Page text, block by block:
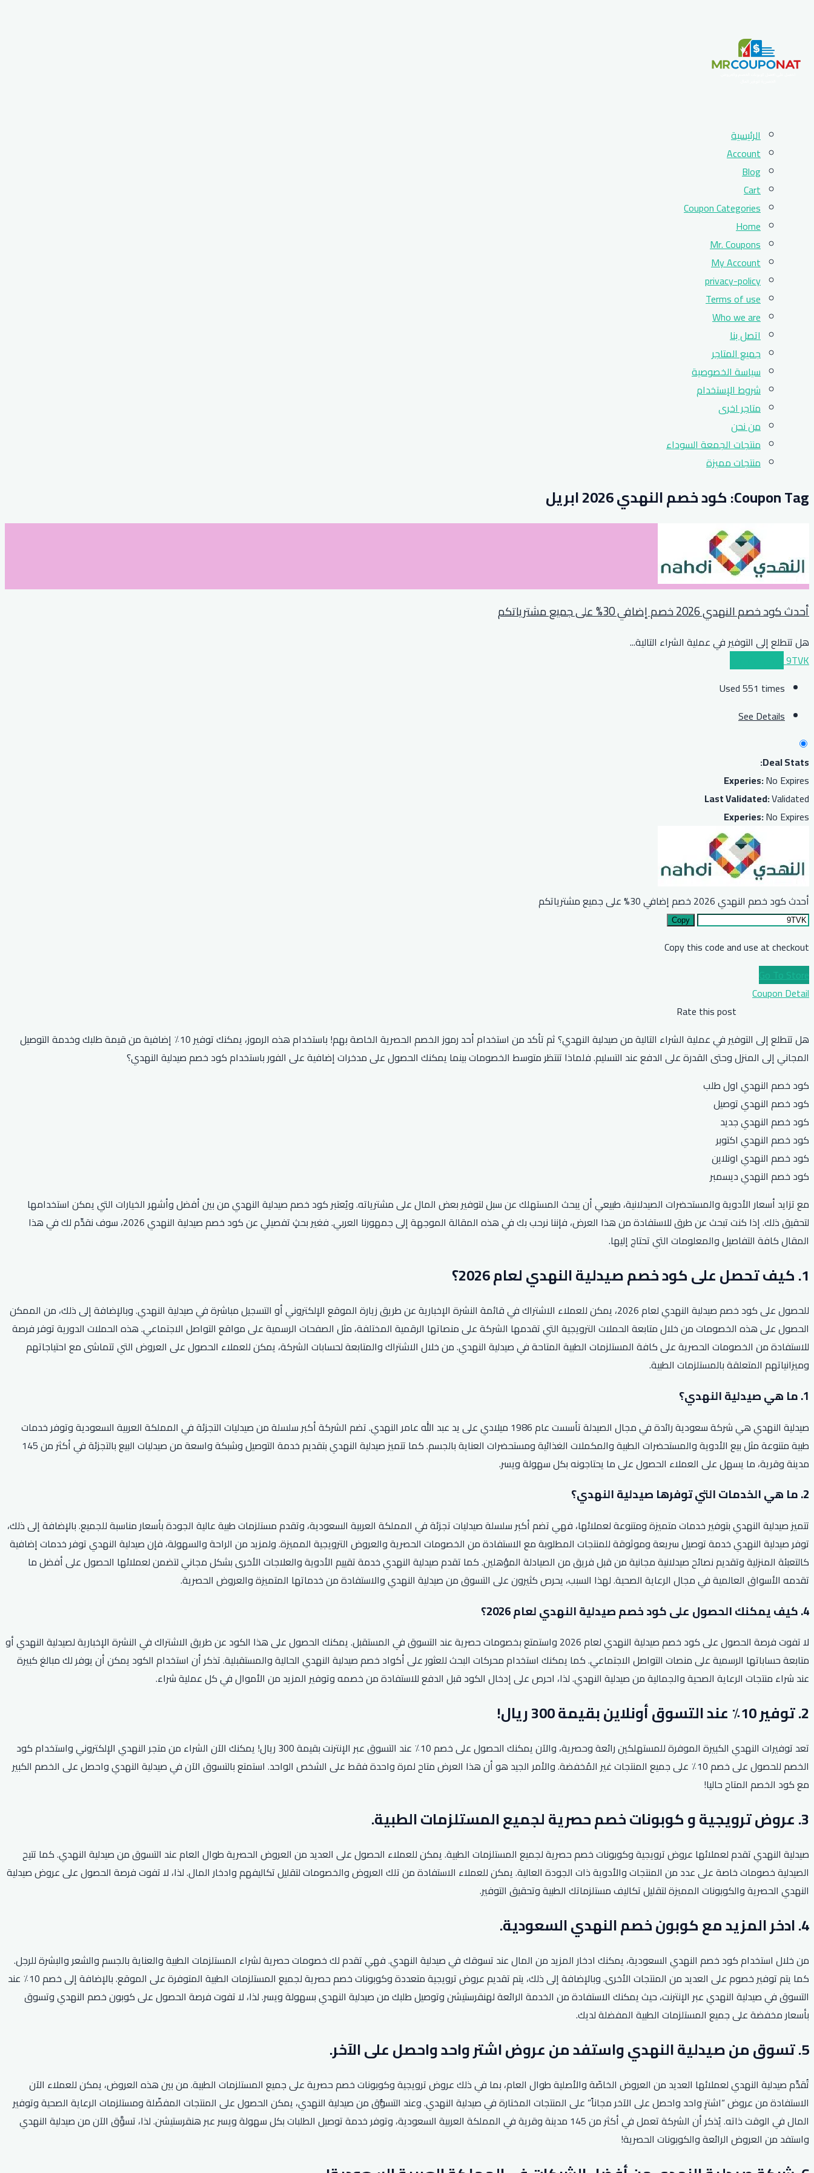
الرئيسية
Account
Blog
Cart
Coupon Categories
Home
Mr. Coupons
My Account
privacy-policy
Terms of use
Who we are
اتصل بنا
جميع المتاجر
سياسة الخصوصية
شروط الإستخدام
متاجر اخرى
من نحن
منتجات الجمعة السوداء
منتجات مميزة
Coupon Tag: كود خصم النهدي 2026 ابريل
أحدث كود خصم النهدي 2026 خصم إضافي 30% على جميع مشترياتكم
هل تتطلع إلى التوفير في عملية الشراء التالية...
9TVK
Used 551 times
See Details
Deal Stats:
Experies:No Expires
Last Validated:Validated
Experies:No Expires
أحدث كود خصم النهدي 2026 خصم إضافي 30% على جميع مشترياتكم
Copy
Copy this code and use at checkout
Go To Store
Coupon Detail
Rate this post
هل تتطلع إلى التوفير في عملية الشراء التالية من صيدلية النهدي؟ ثم تأكد من استخدام أحد رموز الخصم الحصرية الخاصة بهم! باستخدام هذه الرموز، يمكنك توفير 10٪ إضافية من قيمة طلبك وخدمة التوصيل
المجاني إلى المنزل وحتى القدرة على الدفع عند التسليم. فلماذا تنتظر متوسط ​​الخصومات بينما يمكنك الحصول على مدخرات إضافية على الفور باستخدام كود خصم صيدلية النهدي؟
كود خصم النهدي اول طلب
كود خصم النهدي توصيل
كود خصم النهدي جديد
كود خصم النهدي اكتوبر
كود خصم النهدي اونلاين
كود خصم النهدي ديسمبر
مع تزايد أسعار الأدوية والمستحضرات الصيدلانية، طبيعي أن يبحث المستهلك عن سبل لتوفير بعض المال على مشترياته. ويُعتبر كود خصم صيدلية النهدي من بين أفضل وأشهر الخيارات التي يمكن استخدامها
لتحقيق ذلك. إذا كنت تبحث عن طرق للاستفادة من هذا العرض، فإننا نرحب بك في هذه المقالة الموجهة إلى جمهورنا العربي. فغير بحثٍ تفصيلي عن كود خصم صيدلية النهدي 2026، سوف نقدِّم لك في هذا
المقال كافة التفاصيل والمعلومات التي تحتاج إليها.
1. كيف تحصل على كود خصم صيدلية النهدي لعام 2026؟
للحصول على كود خصم صيدلية النهدي لعام 2026، يمكن للعملاء الاشتراك في قائمة النشرة الإخبارية عن طريق زيارة الموقع الإلكتروني أو التسجيل مباشرة في صيدلية النهدي. وبالإضافة إلى ذلك، من الممكن
الحصول على هذه الخصومات من خلال متابعة الحملات الترويجية التي تقدمها الشركة على منصاتها الرقمية المختلفة، مثل الصفحات الرسمية على مواقع التواصل الاجتماعي. هذه الحملات الدورية توفر فرصة
للاستفادة من الخصومات الحصرية على كافة المستلزمات الطبية المتاحة في صيدلية النهدي. من خلال الاشتراك والمتابعة لحسابات الشركة، يمكن للعملاء الحصول على العروض التي تتماشى مع احتياجاتهم
وميزانياتهم المتعلقة بالمستلزمات الطبية.
1. ما هي صيدلية النهدي؟
صيدلية النهدي هي شركة سعودية رائدة في مجال الصيدلة تأسست عام 1986 ميلادي على يد عبد الله عامر النهدي. تضم الشركة أكبر سلسلة من صيدليات التجزئة في المملكة العربية السعودية وتوفر خدمات
طبية متنوعة مثل بيع الأدوية والمستحضرات الطبية والمكملات الغذائية ومستحضرات العناية بالجسم. كما تتميز صيدلية النهدي بتقديم خدمة التوصيل وشبكة واسعة من صيدليات البيع بالتجزئة في أكثر من 145
مدينة وقرية، ما يسهل على العملاء الحصول على ما يحتاجونه بكل سهولة ويسر.
2. ما هي الخدمات التي توفرها صيدلية النهدي؟
تتميز صيدلية النهدي بتوفير خدمات متميزة ومتنوعة لعملائها، فهي تضم أكبر سلسلة صيدليات تجزئة في المملكة العربية السعودية، وتقدم مستلزمات طبية عالية الجودة بأسعار مناسبة للجميع. بالإضافة إلى ذلك،
توفر صيدلية النهدي خدمة توصيل سريعة وموثوقة للمنتجات المطلوبة مع الاستفادة من الخصومات الحصرية والعروض الترويجية المميزة. ولمزيد من الراحة والسهولة، فإن صيدلية النهدي توفر خدمات إضافية
كالتعبئة المنزلية وتقديم نصائح صيدلانية مجانية من قبل فريق من الصيادلة المؤهلين. كما تقدم صيدلية النهدي خدمة تقييم الأدوية والعلاجات الأخرى بشكل مجاني لتضمن لعملائها الحصول على أفضل ما
تقدمه الأسواق العالمية في مجال الرعاية الصحية. لهذا السبب، يحرص كثيرون على التسوق من صيدلية النهدي والاستفادة من خدماتها المتميزة والعروض الحصرية.
4. كيف يمكنك الحصول على كود خصم صيدلية النهدي لعام 2026؟
لا تفوت فرصة الحصول على كود خصم صيدلية النهدي لعام 2026 واستمتع بخصومات حصرية عند التسوق في المستقبل. يمكنك الحصول على هذا الكود عن طريق الاشتراك في النشرة الإخبارية لصيدلية النهدي أو
متابعة حساباتها الرسمية على منصات التواصل الاجتماعي. كما يمكنك استخدام محركات البحث للعثور على أكواد خصم صيدلية النهدي الحالية والمستقبلية. تذكر أن استخدام الكود يمكن أن يوفر لك مبالغ كبيرة
عند شراء منتجات الرعاية الصحية والجمالية من صيدلية النهدي. لذا، احرص على إدخال الكود قبل الدفع للاستفادة من خصمه وتوفير المزيد من الأموال في كل عملية شراء.
2. توفير 10٪ عند التسوق أونلاين بقيمة 300 ريال!
تعد توفيرات النهدي الكبيرة الموفرة للمستهلكين رائعة وحصرية، والآن يمكنك الحصول على خصم 10٪ عند التسوق عبر الإنترنت بقيمة 300 ريال! يمكنك الآن الشراء من متجر النهدي الإلكتروني واستخدام كود
الخصم للحصول على خصم 10٪ على جميع المنتجات غير المُخفضة. والأمر الجيد هو أن هذا العرض متاح لمرة واحدة فقط على الشخص الواحد. استمتع بالتسوق الآن في صيدلية النهدي واحصل على الخصم الكبير
مع كود الخصم المتاح حاليا!
3. عروض ترويجية و كوبونات خصم حصرية لجميع المستلزمات الطبية.
صيدلية النهدي تقدم لعملائها عروض ترويجية وكوبونات خصم حصرية لجميع المستلزمات الطبية. يمكن للعملاء الحصول على العديد من العروض الحصرية طوال العام عند التسوق من صيدلية النهدي. كما تتيح
الصيدلية خصومات خاصة على عدد من المنتجات والأدوية ذات الجودة العالية. يمكن للعملاء الاستفادة من تلك العروض والخصومات لتقليل تكاليفهم وادخار المال. لذا، لا تفوت فرصة الحصول على عروض صيدلية
النهدي الحصرية والكوبونات المميزة لتقليل تكاليف مستلزماتك الطبية وتحقيق التوفير.
4. ادخر المزيد مع كوبون خصم النهدي السعودية.
من خلال استخدام كود خصم النهدي السعودية، يمكنك ادخار المزيد من المال عند تسوقك في صيدلية النهدي. فهي تقدم لك خصومات حصرية لشراء المستلزمات الطبية والعناية بالجسم والشعر والبشرة للرجل.
كما يتم توفير خصوم على العديد من المنتجات الأخرى. وبالإضافة إلى ذلك، يتم تقديم عروض ترويجية متعددة وكوبونات خصم حصرية لجميع المستلزمات الطبية المتوفرة على الموقع. بالإضافة إلى خصم 10٪ عند
التسوق في صيدلية النهدي عبر الإنترنت، حيث يمكنك الاستفادة من الخدمة الرائعة لهنقرستيشن وتوصيل طلبك من صيدلية النهدي بسهولة ويسر. لذا، لا تفوت فرصة الحصول على كوبون خصم النهدي وتسوق
بأسعار مخفضة على جميع المستلزمات الطبية المفضلة لديك.
5. تسوق من صيدلية النهدي واستفد من عروض اشتر واحد واحصل على الآخر.
تُقدِّم صيدلية النهدي لعملائها العديد من العروض الخاصّة والأصلية طوال العام، بما في ذلك عروض ترويجية وكوبونات خصم حصرية على جميع المستلزمات الطبية. من بين هذه العروض، يمكن للعملاء الآن
الاستفادة من عروض “اشترِ واحد واحصل على الآخر مجاناً” على المنتجات المختارة في صيدلية النهدي. وعند التسوُّق من صيدلية النهدي، يمكن الحصول على المنتجات المفضّلة ومستلزمات الرعاية الصحية وتوفير
المال في الوقت ذاته. يُذكر أن الشركة تعمل في أكثر من 145 مدينة وقرية في المملكة العربية السعودية، وتوفر خدمة توصيل الطلبات بكل سهولة ويسر عبر هنقرستيشن. لذا، تسوَّق الآن من صيدلية النهدي
واستفد من العروض الرائعة والكوبونات الحصرية!